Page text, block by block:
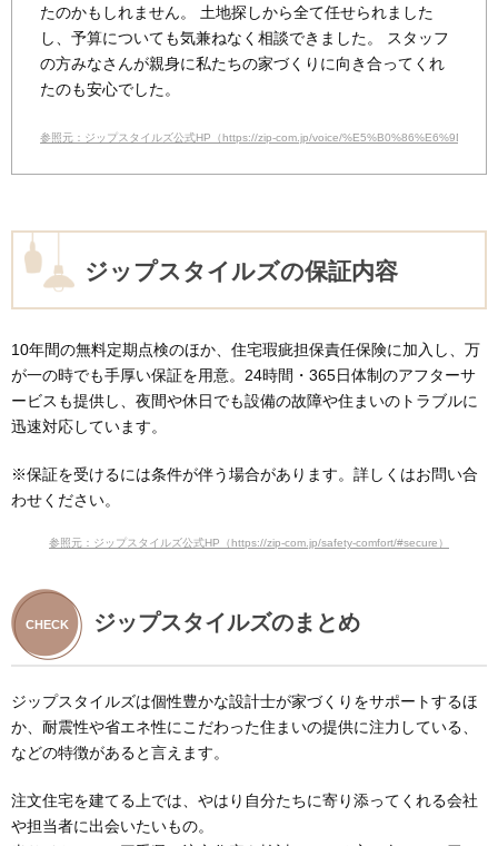
たのかもしれません。 土地探しから全て任せられました
し、予算についても気兼ねなく相談できました。 スタッフ
の方みなさんが親身に私たちの家づくりに向き合ってくれ
たのも安心でした。
参照元：ジップスタイルズ公式HP（https://zip-com.jp/voice/
ジップスタイルズの保証内容
10年間の無料定期点検のほか、住宅瑕疵担保責任保険に加入し、万
が一の時でも手厚い保証を用意。24時間・365日体制のアフターサ
ービスも提供し、夜間や休日でも設備の故障や住まいのトラブルに
迅速対応しています。
※保証を受けるには条件が伴う場合があります。詳しくはお問い合
わせください。
参照元：ジップスタイルズ公式HP（https://zip-com.jp/safety-comfort/#secure）
ジップスタイルズのまとめ
ジップスタイルズは個性豊かな設計士が家づくりをサポートするほ
か、耐震性や省エネ性にこだわった住まいの提供に注力している、
などの特徴があると言えます。
注文住宅を建てる上では、やはり自分たちに寄り添ってくれる会社
や担当者に出会いたいもの。